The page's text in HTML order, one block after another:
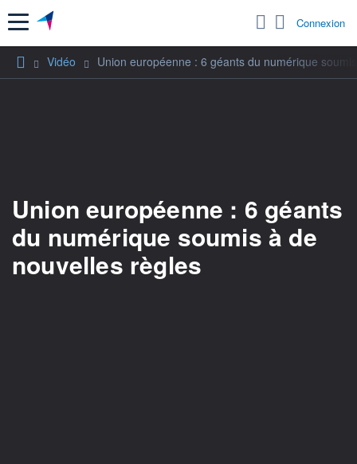
Menu Connexion
Vidéo Union européenne : 6 géants du numérique
Union européenne : 6 géants
du numérique soumis à de
nouvelles règles